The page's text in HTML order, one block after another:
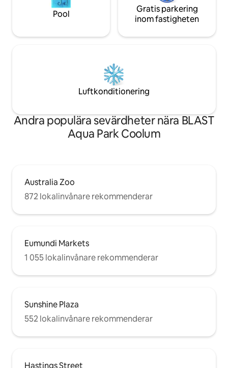
Pool
Gratis parkering
inom fastigheten
Luftkonditionering
Andra populära sevärdheter nära BLAST
Aqua Park Coolum
Australia Zoo
872 lokalinvånare rekommenderar
Eumundi Markets
1 055 lokalinvånare rekommenderar
Sunshine Plaza
552 lokalinvånare rekommenderar
Hastings Street